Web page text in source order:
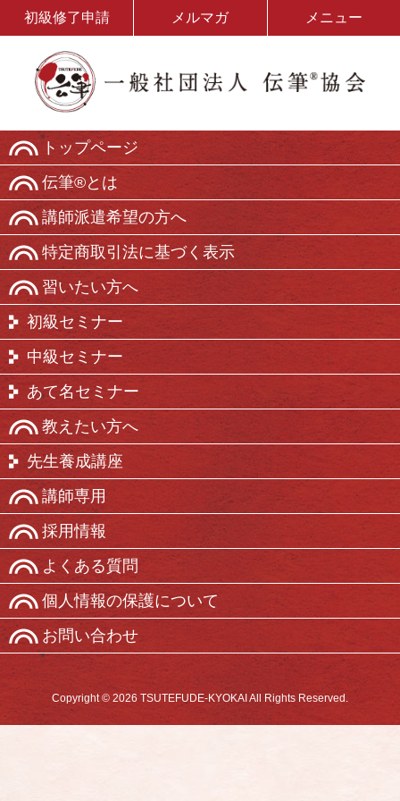
初級修了申請 メルマガ メニュー
トップページ
伝筆®とは
講師派遣希望の方へ
特定商取引法に基づく表示
習いたい方へ
初級セミナー
中級セミナー
あて名セミナー
教えたい方へ
先生養成講座
講師専用
採用情報
よくある質問
個人情報の保護について
お問い合わせ
Copyright © 2026 TSUTEFUDE-KYOKAI All Rights Reserved.